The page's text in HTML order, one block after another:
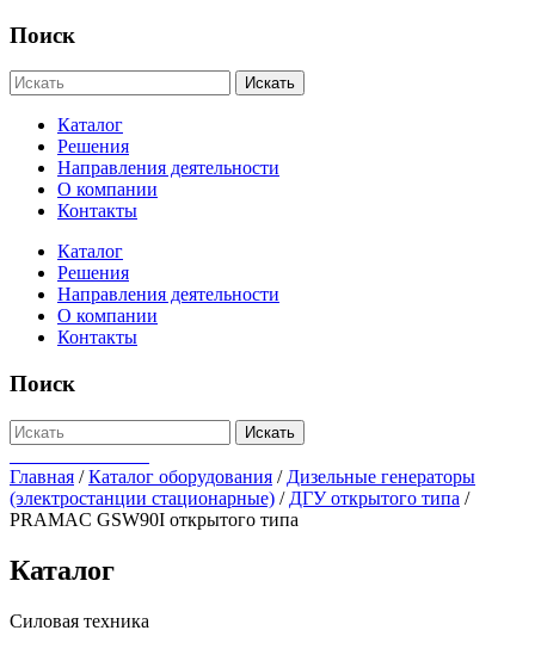
Поиск
Искать
Каталог
Решения
Направления деятельности
О компании
Контакты
Каталог
Решения
Направления деятельности
О компании
Контакты
Поиск
Искать
Главная /Каталог оборудования / Дизельные генераторы
(электростанции стационарные) / ДГУ открытого типа /
PRAMAC GSW90I открытого типа
Каталог
Силовая техника